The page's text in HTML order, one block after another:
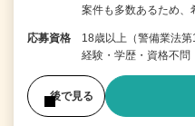
案件も多数あるため、
応募資格
18歳以上（警備業法
経験・学歴・資格不
後で見る